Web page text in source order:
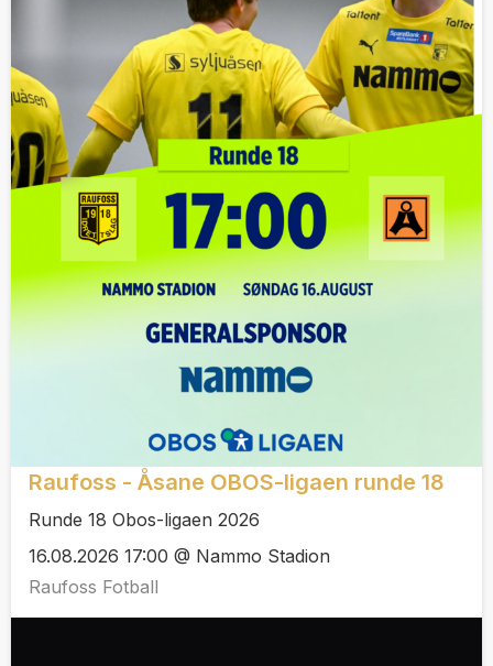
Raufoss - Åsane OBOS-ligaen runde 18
Runde 18 Obos-ligaen 2026
16.08.2026 17:00 @ Nammo Stadion
Raufoss Fotball